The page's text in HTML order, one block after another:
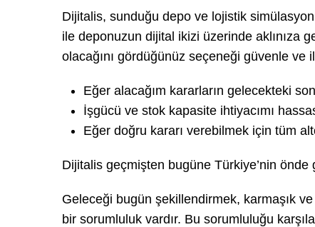
Dijitalis, sunduğu depo ve lojistik simülasyon
ile deponuzun dijital ikizi üzerinde aklınıza
olacağını gördüğünüz seçeneği güvenle ve
Eğer alacağım kararların gelecekteki
İşgücü ve stok kapasite ihtiyacımı
Eğer doğru kararı verebilmek için tüm
Dijitalis geçmişten bugüne Türkiye’nin
Geleceği bugün şekillendirmek, karmaşık
bir sorumluluk vardır. Bu sorumluluğu